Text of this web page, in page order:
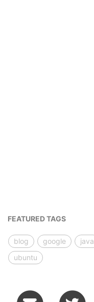
FEATURED TAGS
blog google java
ubuntu